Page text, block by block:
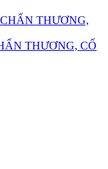
THƯƠNG, CỐ